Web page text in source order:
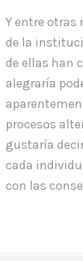
Y entre otras
de la
de ellas han
alegraría
procesos
gustaría
cada
con las